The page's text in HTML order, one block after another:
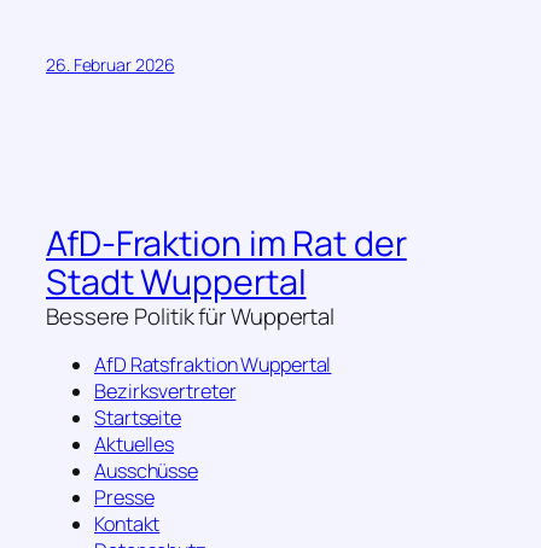
26. Februar 2026
AfD-Fraktion im Rat der
Stadt Wuppertal
Bessere Politik für Wuppertal
AfD Ratsfraktion Wuppertal
Bezirksvertreter
Startseite
Aktuelles
Ausschüsse
Presse
Kontakt